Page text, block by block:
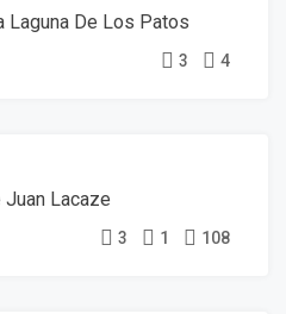
Laguna De Los Patos
3 4
Juan Lacaze
3 1 108